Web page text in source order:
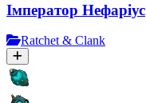
Імператор Нефаріус
Ratchet & Clank